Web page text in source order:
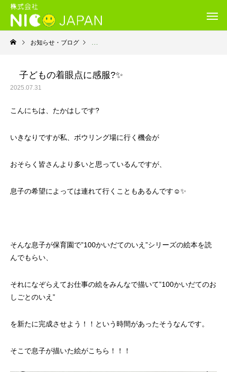
お知らせ・ブログ 就労継続支援Ｂ型・ニコプレイス
子どもの着眼点に感服?✨
2025.07.31
こんにちは、たかはしです?
いきなりですが私、ボウリング場に行く機会が
おそらく皆さんより多いと思っているんですが、
息子の希望によっては連れて行くこともあるんです☺️✨
そんな息子が保育園で”100かいだてのいえ”シリーズの絵本を読
んでもらい、
それになぞらえてお仕事の絵をみんなで描いて”100かいだてのお
しごとのいえ”
を新たに完成させよう！！という時間があったそうなんです。
そこで息子が描いた絵がこちら！！！